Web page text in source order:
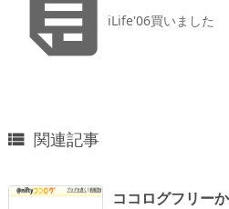
iLife'06買いました
 関連記事
ココログフリー